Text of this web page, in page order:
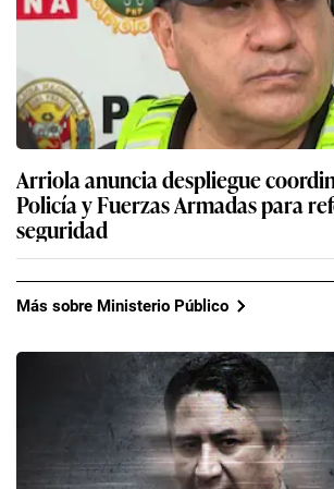
Arriola anuncia despliegue
Policía y Fuerzas Armadas para
seguridad
Más sobre Ministerio Público